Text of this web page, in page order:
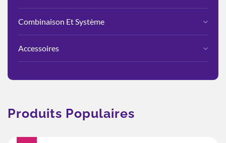
Combinaison Et Système
Accessoires
Produits Populaires